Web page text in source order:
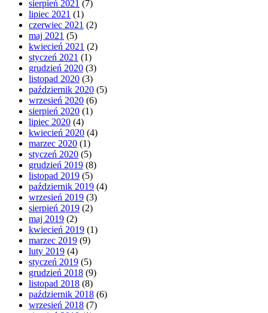
sierpień 2021 (7)
lipiec 2021 (1)
czerwiec 2021 (2)
maj 2021 (5)
kwiecień 2021 (2)
styczeń 2021 (1)
grudzień 2020 (3)
listopad 2020 (3)
październik 2020 (5)
wrzesień 2020 (6)
sierpień 2020 (1)
lipiec 2020 (4)
kwiecień 2020 (4)
marzec 2020 (1)
styczeń 2020 (5)
grudzień 2019 (8)
listopad 2019 (5)
październik 2019 (4)
wrzesień 2019 (3)
sierpień 2019 (2)
maj 2019 (2)
kwiecień 2019 (1)
marzec 2019 (9)
luty 2019 (4)
styczeń 2019 (5)
grudzień 2018 (9)
listopad 2018 (8)
październik 2018 (6)
wrzesień 2018 (7)